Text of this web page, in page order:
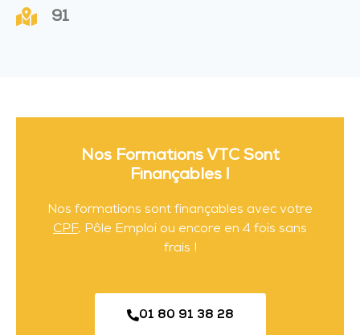
91
Nos Formations VTC Sont
Finançables !
Nos formations sont finançables avec votre
CPF, Pôle Emploi ou encore en 4 fois sans
frais !
01 80 91 38 28